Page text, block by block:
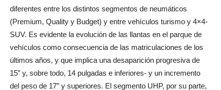
diferentes entre los distintos segmentos de neumáticos
(Premium, Quality y Budget) y entre vehículos turismo y 4×4-
SUV. Es evidente la evolución de las llantas en el parque de
vehículos como consecuencia de las matriculaciones de los
últimos años, y que implica una desaparición progresiva de
15” y, sobre todo, 14 pulgadas e inferiores- y un incremento
del peso de 17” y superiores. El segmento UHP, por su parte,